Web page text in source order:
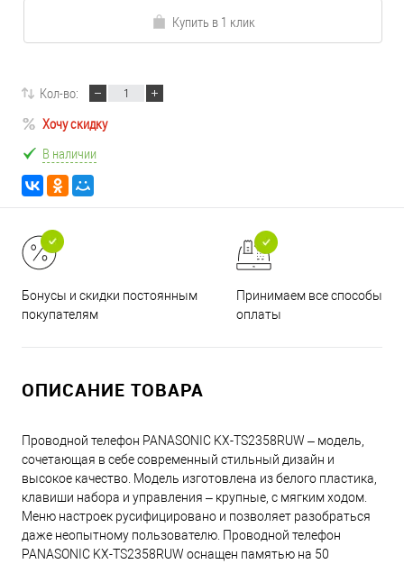
Купить в 1 клик
Кол-во:
Хочу скидку
В наличии
Бонусы и скидки постоянным
покупателям
Принимаем все способы
оплаты
ОПИСАНИЕ ТОВАРА
Проводной телефон PANASONIC KX-TS2358RUW – модель,
сочетающая в себе современный стильный дизайн и
высокое качество. Модель изготовлена из белого пластика,
клавиши набора и управления – крупные, с мягким ходом.
Меню настроек русифицировано и позволяет разобраться
даже неопытному пользователю. Проводной телефон
PANASONIC KX-TS2358RUW оснащен памятью на 50